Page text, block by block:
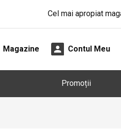
Cel mai apropiat
Magazine Contul Meu
Promoții